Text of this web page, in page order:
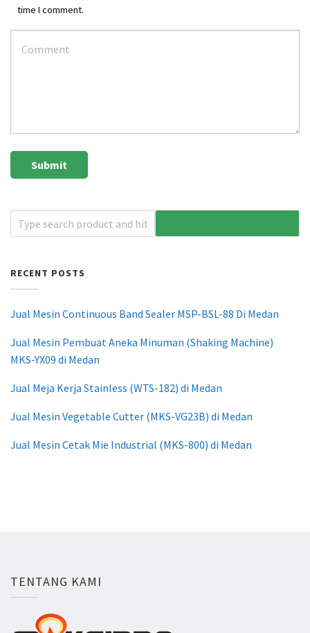
time I comment.
RECENT POSTS
Jual Mesin Continuous Band Sealer MSP-BSL-88 Di Medan
Jual Mesin Pembuat Aneka Minuman (Shaking Machine)
MKS-YX09 di Medan
Jual Meja Kerja Stainless (WTS-182) di Medan
Jual Mesin Vegetable Cutter (MKS-VG23B) di Medan
Jual Mesin Cetak Mie Industrial (MKS-800) di Medan
TENTANG KAMI